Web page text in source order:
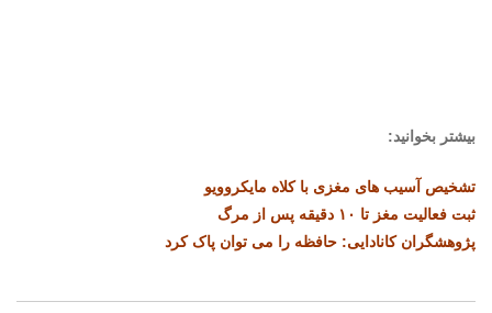
بیشتر بخوانید:
تشخیص آسیب های مغزی با کلاه مایکروویو
ثبت فعالیت مغز تا ۱۰ دقیقه پس از مرگ
پژوهشگران کانادایی: حافظه را می توان پاک کرد